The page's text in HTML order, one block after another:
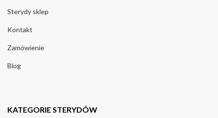
Sterydy sklep
Kontakt
Zamówienie
Blog
KATEGORIE STERYDÓW